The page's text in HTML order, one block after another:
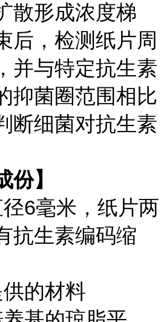
散形成浓度梯
后，检测纸片周
并与特定抗生素
抑菌圈范围相比
断细菌对抗生素
份】
6毫米，纸片两
抗生素编码缩
的材料